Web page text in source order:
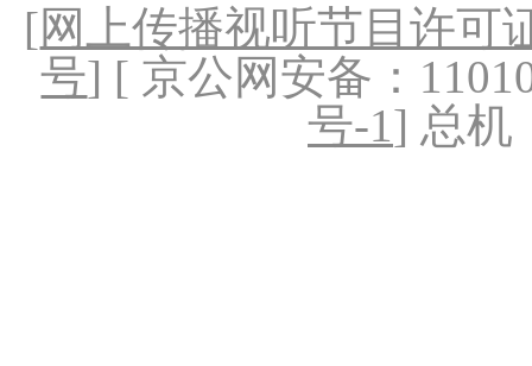
[网上传播视听节目许可
号] [ 京公网安备：
号-1] 总机